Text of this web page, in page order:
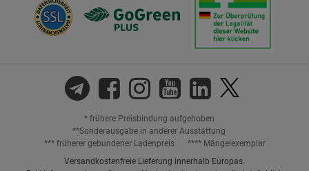
* frühere Preisbindung aufgehoben
**Sonderausgabe in anderer Ausstattung
*** früherer gebundener Ladenpreis
**** Mängelexemplar
Versandkostenfreie Lieferung innerhalb Europas.